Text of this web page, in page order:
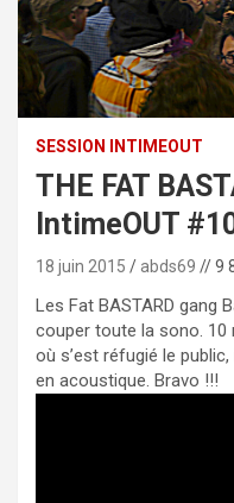
SESSION INTIMEOUT
THE FAT
IntimeOUT
18 juin 2015 abds69 // 9
Les Fat BASTARD gang
couper toute la sono. 10
où s’est réfugié le
en acoustique. Bravo !!!